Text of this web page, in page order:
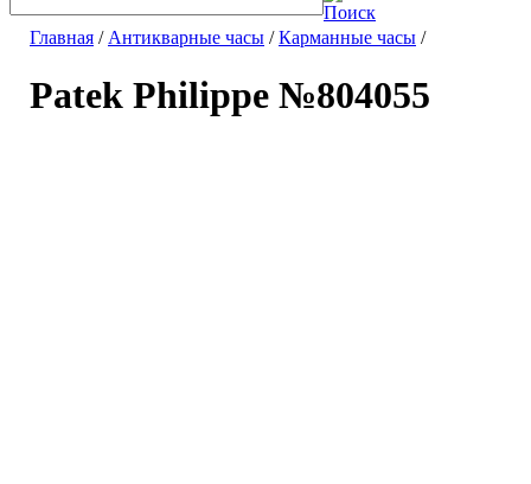
Главная / Антикварные часы /Карманные часы /
Patek Philippe №804055